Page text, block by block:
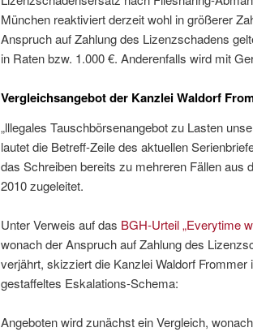
München reaktiviert derzeit wohl in größerer
Anspruch auf Zahlung des Lizenzschadens
in Raten bzw. 1.000 €. Anderenfalls wird mit
Vergleichsangebot der Kanzlei Waldorf
„lllegales Tauschbörsenangebot zu Lasten
lautet die Betreff-Zeile des aktuellen
das Schreiben bereits zu mehreren Fällen aus
2010 zugeleitet.
Unter Verweis auf das BGH-Urteil „Everytime
wonach der Anspruch auf Zahlung des
verjährt, skizziert die Kanzlei Waldorf Frommer
gestaffeltes Eskalations-Schema:
Angeboten wird zunächst ein Vergleich,